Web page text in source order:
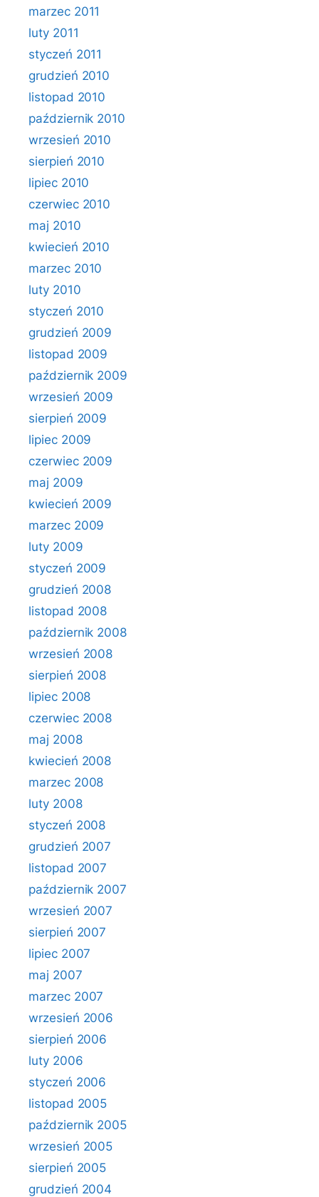
marzec 2011
luty 2011
styczeń 2011
grudzień 2010
listopad 2010
październik 2010
wrzesień 2010
sierpień 2010
lipiec 2010
czerwiec 2010
maj 2010
kwiecień 2010
marzec 2010
luty 2010
styczeń 2010
grudzień 2009
listopad 2009
październik 2009
wrzesień 2009
sierpień 2009
lipiec 2009
czerwiec 2009
maj 2009
kwiecień 2009
marzec 2009
luty 2009
styczeń 2009
grudzień 2008
listopad 2008
październik 2008
wrzesień 2008
sierpień 2008
lipiec 2008
czerwiec 2008
maj 2008
kwiecień 2008
marzec 2008
luty 2008
styczeń 2008
grudzień 2007
listopad 2007
październik 2007
wrzesień 2007
sierpień 2007
lipiec 2007
maj 2007
marzec 2007
wrzesień 2006
sierpień 2006
luty 2006
styczeń 2006
listopad 2005
październik 2005
wrzesień 2005
sierpień 2005
grudzień 2004